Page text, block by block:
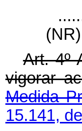
(NR)
Art. 4º
vigorar
Medida
15.141,